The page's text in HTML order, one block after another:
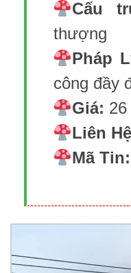
Cấu
thượng
Pháp
công đầy
Giá:
Liên
Mã Tin: